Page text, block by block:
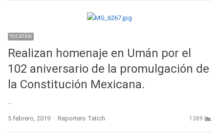
YUCATÁN
Realizan homenaje en Umán por el
102 aniversario de la promulgación de
la Constitución Mexicana.
5 febrero, 2019 Author
Reportero Tatich 1389